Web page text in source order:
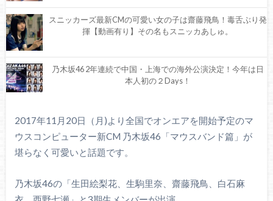
スニッカーズ最新CMの可愛い女の子は齋藤飛鳥！毒舌ぶり発
揮【動画有り】その名もスニッカあしゅ。
乃木坂46 2年連続で中国・上海での海外公演決定！今年は日
本人初の２Days！
元乃木坂46 川後陽菜プロディースの日本酒が発売決定！詳細
などを徹底調査！
報！
2017年11月20日（月)より全国でオンエアを開始予定のマ
ウスコンピューター新CM 乃木坂46「マウスバンド篇」が
堪らなく可愛いと話題です。
乃木坂46の「生田絵梨花、生駒里奈、齋藤飛鳥、白石麻